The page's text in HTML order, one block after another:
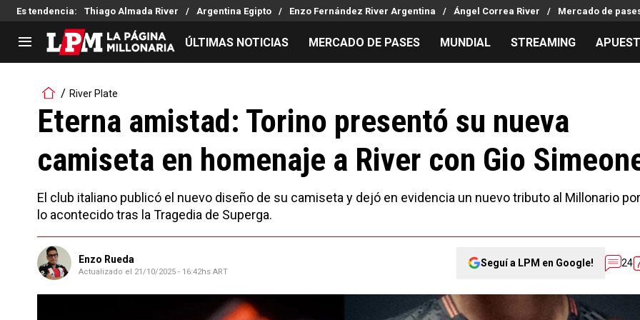
Es tendencia: Thiago Almada River Argentina Egipto Enzo Fernández River Argentina Ángel Correa River Mercado de
LIGA PROFESIONAL
Noticias
Tabla de posiciones
Reserva
Copa Sudamericana
Copa Argentina
Selección Argentina
Análisis tácticos
Juanfer Quintero
Chacho Coudet
Entradas
Hinchas
Los goles de River
ÚLTIMAS NOTICIAS MERCADO DE PASES MUNDIAL STREAMING
River Plate
Eterna amistad: Torino presentó su nueva
camiseta en homenaje a River con Gio
El club italiano publicó el nuevo diseño de su camiseta y dejó en evidencia un nuevo tributo al Millonario por
lo acontecido tras la Tragedia de Superga.
Enzo Rueda
Actualizado el 21/10/2025 - 16:42hs ART
Seguí a LPM en Google! 24